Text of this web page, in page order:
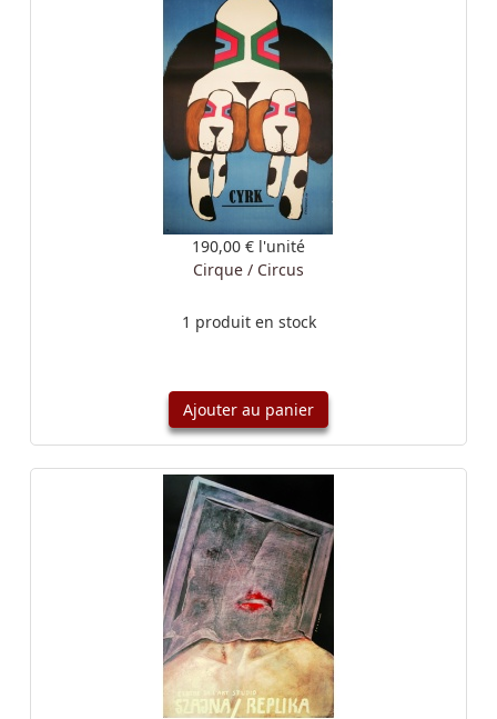
190,00 € l'unité
Cirque / Circus
1 produit en stock
Ajouter au panier